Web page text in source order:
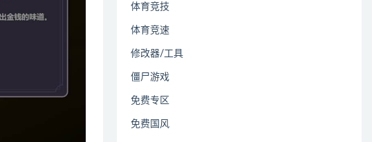
体育竞技
体育竞速
修改器/工具
僵尸游戏
免费专区
免费国风